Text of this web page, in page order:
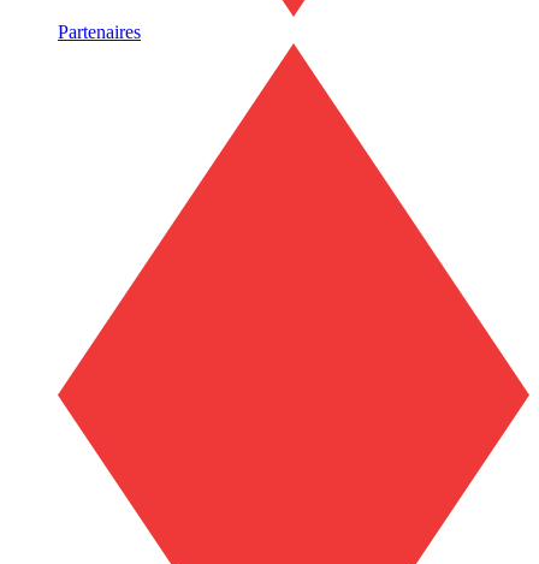
Partenaires